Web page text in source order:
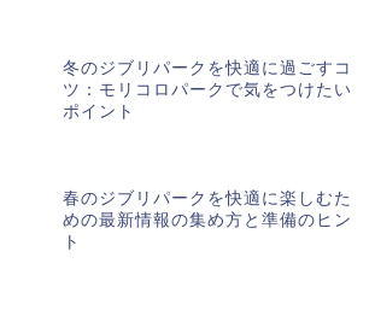
冬のジブリパークを快適に過ごすコ
ツ：モリコロパークで気をつけたい
ポイント
春のジブリパークを快適に楽しむた
めの最新情報の集め方と準備のヒン
ト